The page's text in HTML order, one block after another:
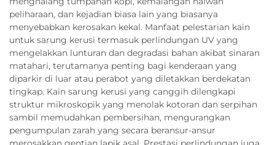
peliharaan, dan kejadian biasa lain yang biasanya
menyebabkan kerosakan kekal. Manfaat pelestarian kain
untuk sarung kerusi termasuk perlindungan UV yang
mengelakkan lunturan dan degradasi bahan akibat sinaran
matahari, terutamanya penting bagi kenderaan yang
diparkir di luar atau perabot yang diletakkan berdekatan
tingkap. Kain sarung kerusi yang canggih dilengkapi
struktur mikroskopik yang menolak kotoran dan serpihan
sambil memudahkan pembersihan, mengurangkan
pengumpulan zarah yang secara beransur-ansur